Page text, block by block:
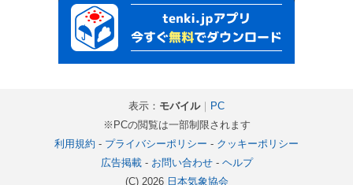
表示： モバイル｜ PC
※PCの閲覧は一部制限されます
利用規約 - プライバシーポリシー - クッキーポリシー
広告掲載- お問い合わせ- ヘルプ
(C) 2026 日本気象協会